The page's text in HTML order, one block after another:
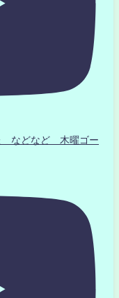
などなど 木曜ゴー